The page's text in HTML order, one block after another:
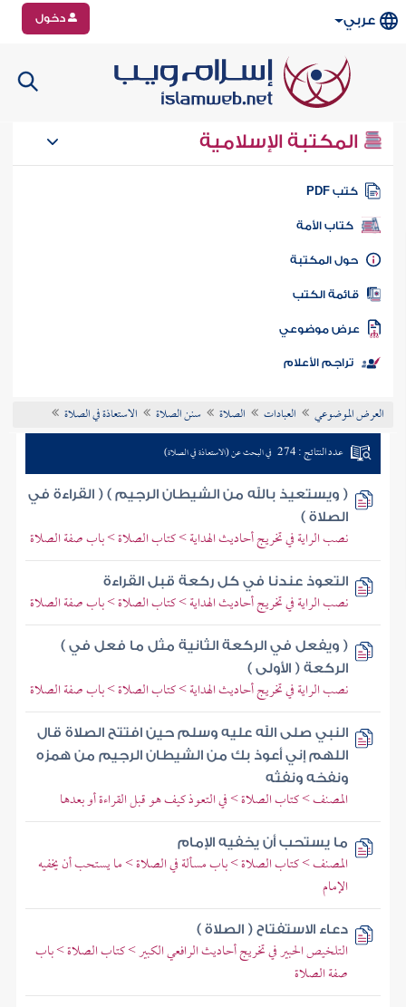
عربي دخول
المكتبة الإسلامية
كتب PDF
كتاب الأمة
المكتبة
الكتب
موضوعي
تراجم الأعلام
العرض الموضوعي العبادات الصلاة سنن الصلاة الاستعاذة في الصلاة
عدد النتائج : 274 في البحث عن (الاستعاذة في الصلاة)
( ويستعيذ بالله من الشيطان الرجيم ) ( القراءة في
الصلاة )
نصب الراية في تخريج أحاديث الهداية > كتاب الصلاة > باب صفة الصلاة
التعوذ عندنا في كل ركعة قبل القراءة
نصب الراية في تخريج أحاديث الهداية > كتاب الصلاة > باب صفة الصلاة
( ويفعل في الركعة الثانية مثل ما فعل في )
الركعة ( الأولى )
نصب الراية في تخريج أحاديث الهداية > كتاب الصلاة > باب صفة الصلاة
النبي صلى الله عليه وسلم حين افتتح الصلاة قال
اللهم إني أعوذ بك من الشيطان الرجيم من همزه
ونفخه ونفثه
المصنف > كتاب الصلاة > في التعوذ كيف هو قبل القراءة أو بعدها
ما يستحب أن يخفيه الإمام
المصنف > كتاب الصلاة > باب مسألة في الصلاة > ما يستحب أن يخفيه
الإمام
دعاء الاستفتاح ( الصلاة )
التلخيص الحبير في تخريج أحاديث الرافعي الكبير > كتاب الصلاة > باب
صفة الصلاة